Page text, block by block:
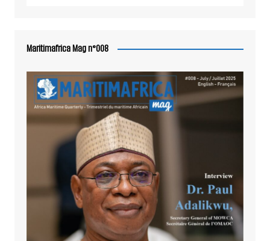
Maritimafrica Mag n°008